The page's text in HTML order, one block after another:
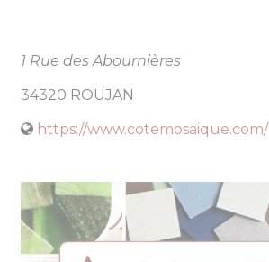
1 Rue des Abournières
34320 ROUJAN
https://www.cotemosaique.com/